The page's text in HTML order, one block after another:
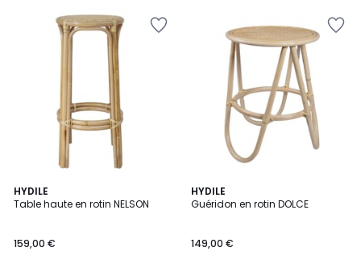
HYDILE
Table haute en rotin NELSON
159,00 €
HYDILE
Guéridon en rotin DOLCE
149,00 €